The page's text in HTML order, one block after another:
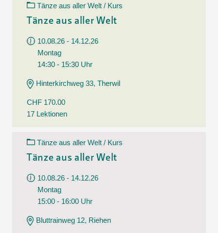
Tänze aus aller Welt / Kurs
Tänze aus aller Welt
10.08.26 - 14.12.26
Montag
14:30 - 15:30 Uhr
Hinterkirchweg 33, Therwil
CHF 170.00
17 Lektionen
Tänze aus aller Welt / Kurs
Tänze aus aller Welt
10.08.26 - 14.12.26
Montag
15:00 - 16:00 Uhr
Bluttrainweg 12, Riehen